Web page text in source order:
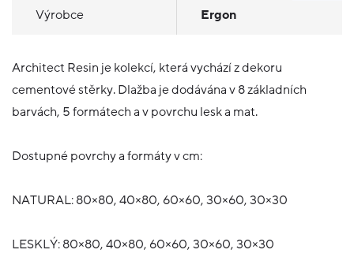
Výrobce Ergon
Architect Resin je kolekcí, která vychází z dekoru
cementové stěrky. Dlažba je dodávána v 8 základních
barvách, 5 formátech a v povrchu lesk a mat.
Dostupné povrchy a formáty v cm:
NATURAL: 80×80, 40×80, 60×60, 30×60, 30×30
LESKLÝ: 80×80, 40×80, 60×60, 30×60, 30×30